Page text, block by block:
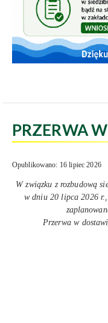
PRZERWA
Opublikowano: 16 lipiec 2026
W związku z rozbudową
w dniu 20 lipca 2026
Przerwa w